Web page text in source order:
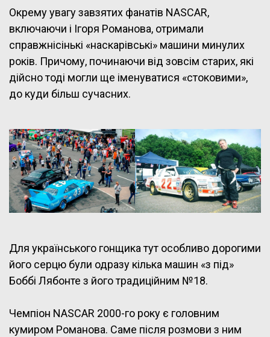
Окрему увагу завзятих фанатів NASCAR,
включаючи і Ігоря Романова, отримали
справжнісінькі «наскарівські» машини минулих
років. Причому, починаючи від зовсім старих, які
дійсно тоді могли ще іменуватися «стоковими»,
до куди більш сучасних.
Для українського гонщика тут особливо дорогими
його серцю були одразу кілька машин «з під»
Боббі Лябонте з його традиційним №18.
Чемпіон NASCAR 2000-го року є головним
кумиром Романова. Саме після розмови з ним